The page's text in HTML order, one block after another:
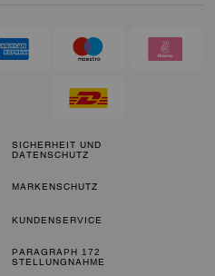
SICHERHEIT UND
DATENSCHUTZ
MARKENSCHUTZ
KUNDENSERVICE
PARAGRAPH 172
STELLUNGNAHME